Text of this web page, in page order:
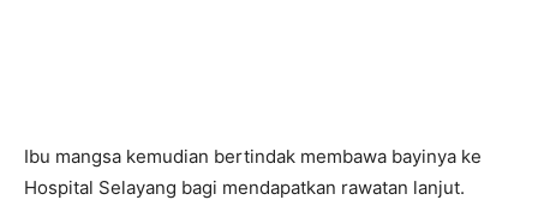
Ibu mangsa kemudian bertindak membawa bayinya ke
Hospital Selayang bagi mendapatkan rawatan lanjut.